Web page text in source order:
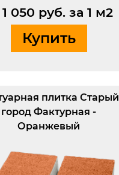
1 050 руб. за 1 м2
Купить
плитка Старый
город Фактурная -
Оранжевый